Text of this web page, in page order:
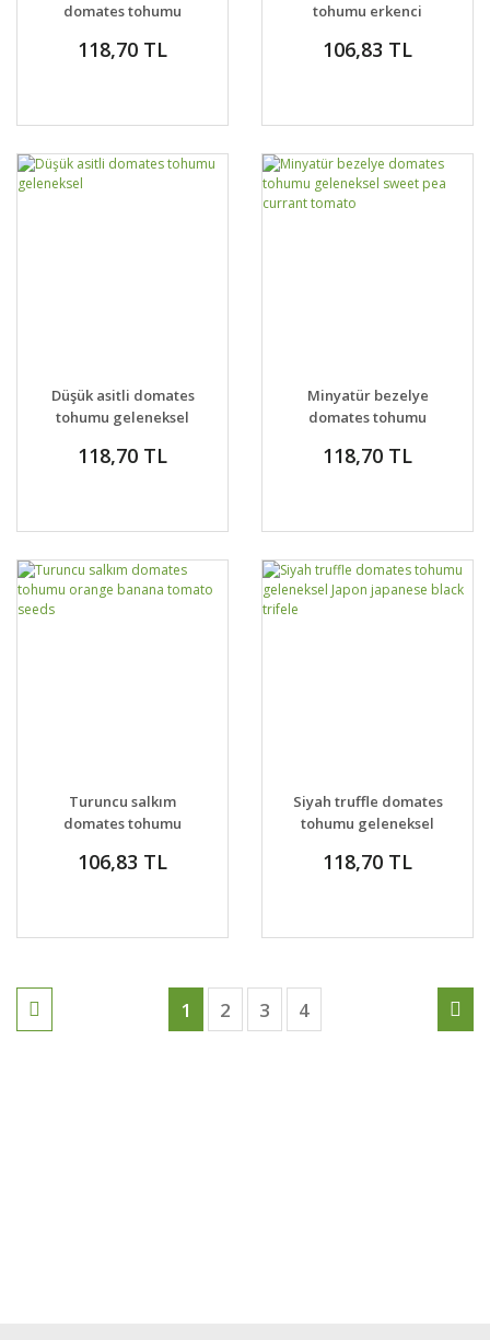
domates tohumu
118,70 TL
tohumu erkenci
tomato seeds
106,83 TL
Düşük asitli domates
tohumu geleneksel
118,70 TL
Minyatür bezelye
domates tohumu
currant tomato
118,70 TL
Turuncu salkım
domates tohumu
tomato seeds
106,83 TL
Siyah truffle domates
tohumu geleneksel
trifele
118,70 TL
1 2 3 4